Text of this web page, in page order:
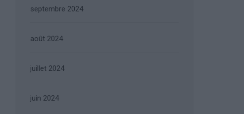
septembre 2024
août 2024
juillet 2024
juin 2024